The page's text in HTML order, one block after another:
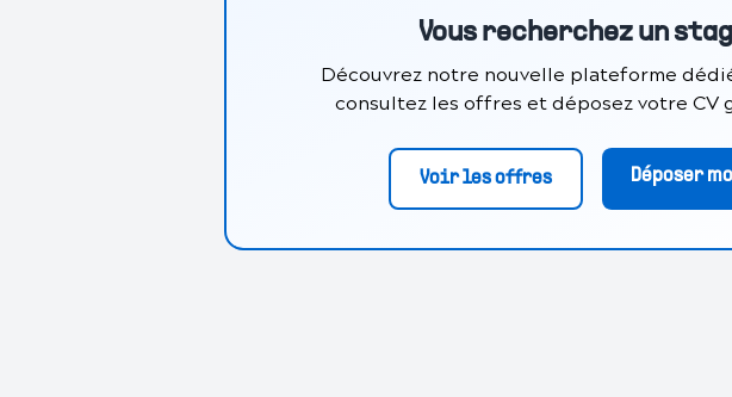
Vous recherchez un
Découvrez notre nouvelle plateforme
consultez les offres et déposez votre CV
Voir les offres Déposer